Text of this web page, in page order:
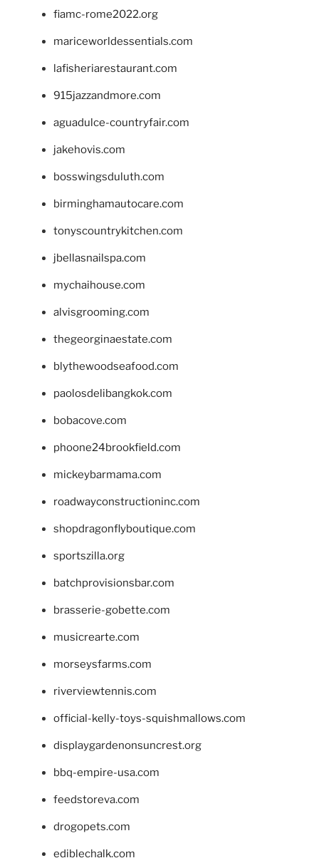
fiamc-rome2022.org
mariceworldessentials.com
lafisheriarestaurant.com
915jazzandmore.com
aguadulce-countryfair.com
jakehovis.com
bosswingsduluth.com
birminghamautocare.com
tonyscountrykitchen.com
jbellasnailspa.com
mychaihouse.com
alvisgrooming.com
thegeorginaestate.com
blythewoodseafood.com
paolosdelibangkok.com
bobacove.com
phoone24brookfield.com
mickeybarmama.com
roadwayconstructioninc.com
shopdragonflyboutique.com
sportszilla.org
batchprovisionsbar.com
brasserie-gobette.com
musicrearte.com
morseysfarms.com
riverviewtennis.com
official-kelly-toys-squishmallows.com
displaygardenonsuncrest.org
bbq-empire-usa.com
feedstoreva.com
drogopets.com
ediblechalk.com